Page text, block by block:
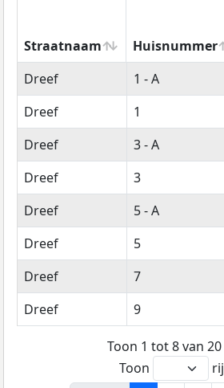
Straatnaam Huisnummer
Straatnaam
Huisnummer
Dreef 1 - A
Dreef
1
Dreef
3 - A
Dreef
3
Dreef
5 - A
Dreef
5
Dreef
7
Dreef
9
Toon 1 tot 8 van
Toon